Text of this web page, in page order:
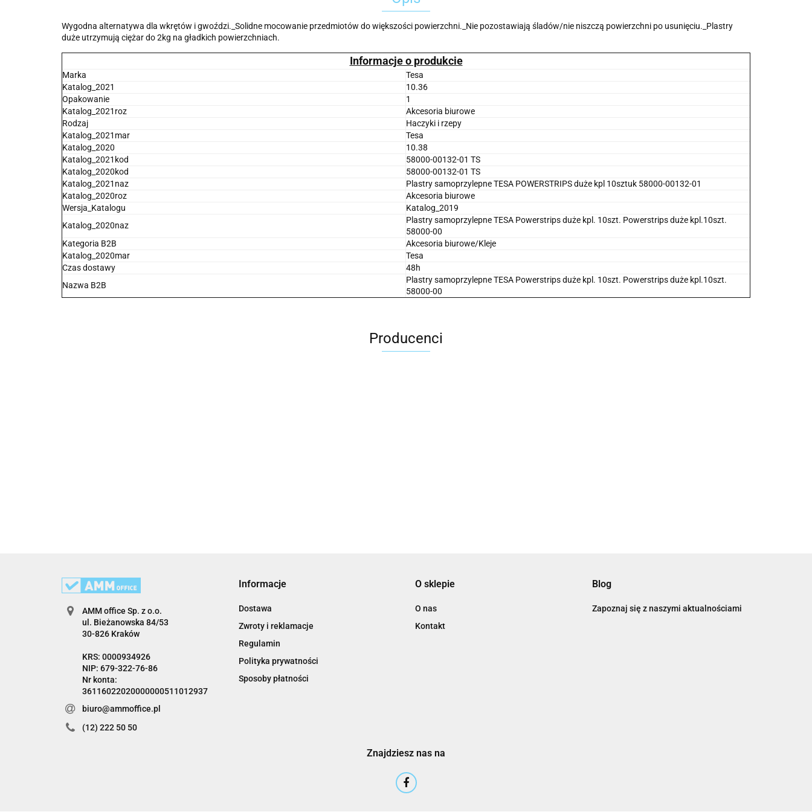
Wygodna alternatywa dla wkrętów i gwoździ._Solidne mocowanie przedmiotów do większości powierzchni._Nie pozostawiają śladów/nie niszczą powierzchni po usunięciu._Plastry
duże utrzymują ciężar do 2kg na gładkich powierzchniach.
Informacje o produkcie
Marka
Tesa
Katalog_2021
10.36
Opakowanie
1
Katalog_2021roz
Akcesoria biurowe
Rodzaj
Haczyki i rzepy
Katalog_2021mar
Tesa
Katalog_2020
10.38
Katalog_2021kod
58000-00132-01 TS
Katalog_2020kod
58000-00132-01 TS
Katalog_2021naz
Plastry samoprzylepne TESA POWERSTRIPS duże kpl 10sztuk 58000-00132-01
Katalog_2020roz
Akcesoria biurowe
Wersja_Katalogu
Katalog_2019
Katalog_2020naz
Plastry samoprzylepne TESA Powerstrips duże kpl. 10szt. Powerstrips duże kpl.10szt.
58000-00
Kategoria B2B
Akcesoria biurowe/Kleje
Katalog_2020mar
Tesa
Czas dostawy
48h
Nazwa B2B
Plastry samoprzylepne TESA Powerstrips duże kpl. 10szt. Powerstrips duże kpl.10szt.
58000-00
Producenci
3M Post-It
AMM office Sp. z o.o.
ul. Bieżanowska 84/53
30-826 Kraków
KRS: 0000934926
NIP: 679-322-76-86
Nr konta:
36116022020000000511012937
biuro@ammoffice.pl
(12) 222 50 50
Informacje
Dostawa
Zwroty i reklamacje
Regulamin
Polityka prywatności
Sposoby płatności
O sklepie
O nas
Kontakt
Blog
Zapoznaj się z naszymi aktualnościami
Znajdziesz nas na